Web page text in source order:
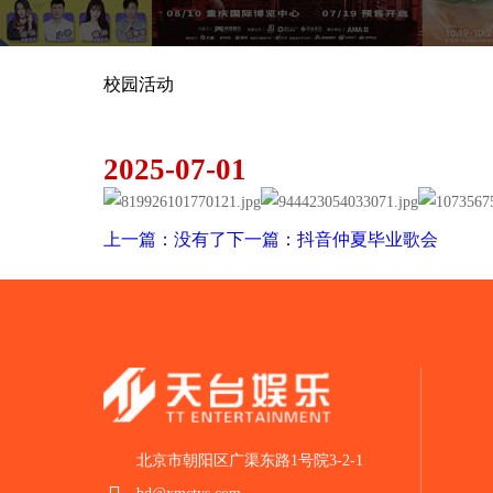
校园活动
2025-07-01
上一篇：没有了下一篇：抖音仲夏毕业歌会
北京市朝阳区广渠东路1号院3-2-1